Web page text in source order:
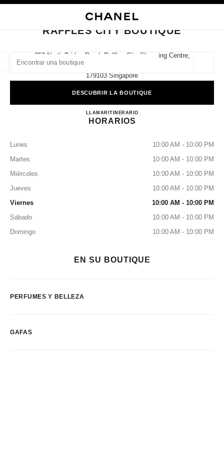
las sugerencias se muestran debajo de esta barra de búsqueda
0 Sugerencias disponibles
CERRAR TARJETA DE BOUTIQUE RAFFLES CITY BOUTIQUE
RAFFLES CITY BOUTIQUE
252 North Bridge Road, Raffles City Shopping Centre,
179103 Singapore
DESCUBRIR LA BOUTIQUE
LLAMAR8003211500ITINERARIORAFFLES CITY BOUTIQUE
HORARIOS
Lunes
10:00 AM - 10:00 PM
Martes
10:00 AM - 10:00 PM
Miércoles
10:00 AM - 10:00 PM
Jueves
10:00 AM - 10:00 PM
Viernes
10:00 AM - 10:00 PM
Sábado
10:00 AM - 10:00 PM
Domingo
10:00 AM - 10:00 PM
EN SU BOUTIQUE
PERFUMES Y BELLEZA
GAFAS
resultado de los filtros por:
MODA GAFAS RELOJERÍA Y JOYERÍA